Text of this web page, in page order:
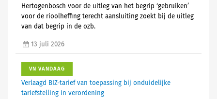
Hertogenbosch voor de uitleg van het begrip ‘gebruiken’
voor de rioolheffing terecht aansluiting zoekt bij de uitleg
van dat begrip in de ozb.
13 juli 2026
VN VANDAAG
Verlaagd BIZ-tarief van toepassing bij onduidelijke
tariefstelling in verordening